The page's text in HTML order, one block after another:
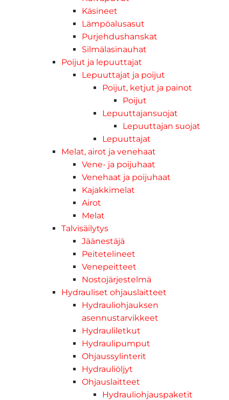
Käsineet
Lämpöalusasut
Purjehdushanskat
Silmälasinauhat
Poijut ja lepuuttajat
Lepuuttajat ja poijut
Poijut, ketjut ja painot
Poijut
Lepuuttajansuojat
Lepuuttajan suojat
Lepuuttajat
Melat, airot ja venehaat
Vene- ja poijuhaat
Venehaat ja poijuhaat
Kajakkimelat
Airot
Melat
Talvisäilytys
Jäänestäjä
Peitetelineet
Venepeitteet
Nostojärjestelmä
Hydrauliset ohjauslaitteet
Hydrauliohjauksen
asennustarvikkeet
Hydrauliletkut
Hydraulipumput
Ohjaussylinterit
Hydrauliöljyt
Ohjauslaitteet
Hydrauliohjauspaketit